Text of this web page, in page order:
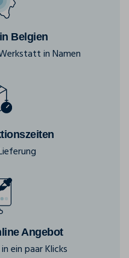
Belgien
in Namen
Angebot
ein paar Klicks